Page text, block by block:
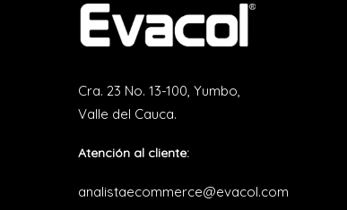
Cra. 23 No. 13-100, Yumbo,
Valle del Cauca.
Atención al cliente:
analistaecommerce@evacol.com